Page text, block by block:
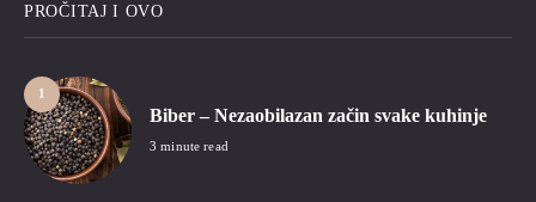
PROČITAJ I OVO
1
Biber – Nezaobilazan začin svake kuhinje
3 minute read